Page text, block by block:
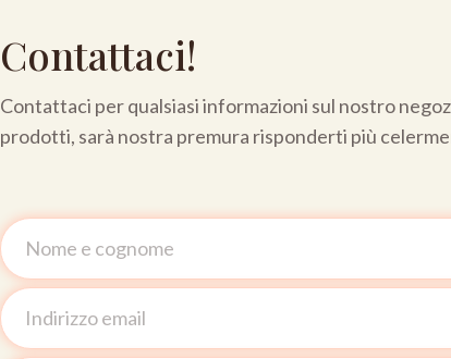
Contattaci!
Contattaci per qualsiasi informazioni sul nostro
prodotti, sarà nostra premura risponderti più